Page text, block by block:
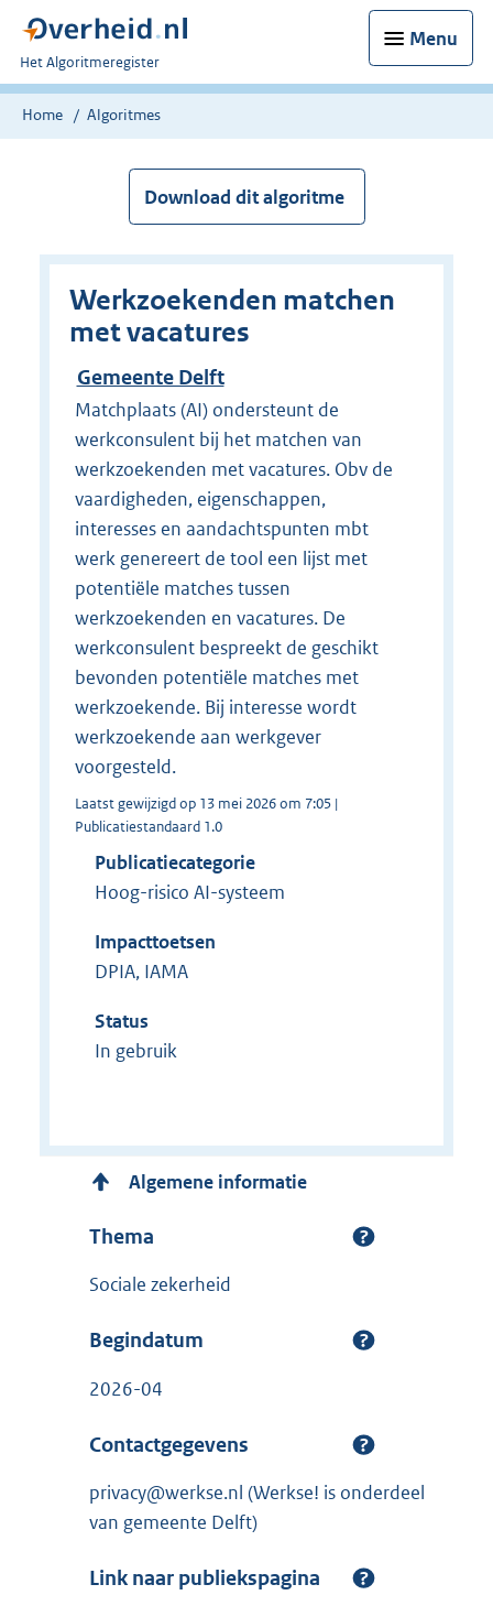
Menu
U
bent
nu
Het Algoritmeregister
Home Algoritmes
Download dit algoritme
Werkzoekenden matchen
met vacatures
Gemeente Delft
Matchplaats (AI) ondersteunt de
werkconsulent bij het matchen van
werkzoekenden met vacatures. Obv de
vaardigheden, eigenschappen,
interesses en aandachtspunten mbt
werk genereert de tool een lijst met
potentiële matches tussen
werkzoekenden en vacatures. De
werkconsulent bespreekt de geschikt
bevonden potentiële matches met
werkzoekende. Bij interesse wordt
werkzoekende aan werkgever
voorgesteld.
Laatst gewijzigd op 13 mei 2026 om 7:05 |
Publicatiestandaard 1.0
Publicatiecategorie
Hoog-risico AI-systeem
Impacttoetsen
DPIA, IAMA
Status
In gebruik
Algemene informatie
Thema
Sociale zekerheid
Begindatum
2026-04
Contactgegevens
privacy@werkse.nl (Werkse! is onderdeel
van gemeente Delft)
Link naar publiekspagina